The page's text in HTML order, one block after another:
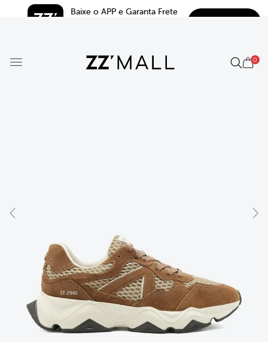
Baixe o APP e Garanta Frete
0